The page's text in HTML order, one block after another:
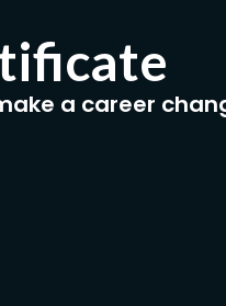
a career